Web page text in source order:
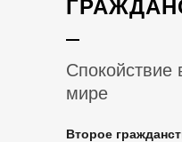
Спокойствие
мире
Второе